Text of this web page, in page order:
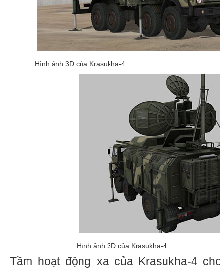
Hình ảnh 3D của Krasukha-4
Hình ảnh 3D của Krasukha-4
Tầm hoạt động xa của Krasukha-4